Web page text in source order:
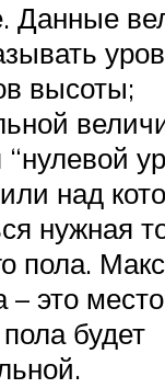
Данные
высоты;
или над
нужная
пола.
– это
будет